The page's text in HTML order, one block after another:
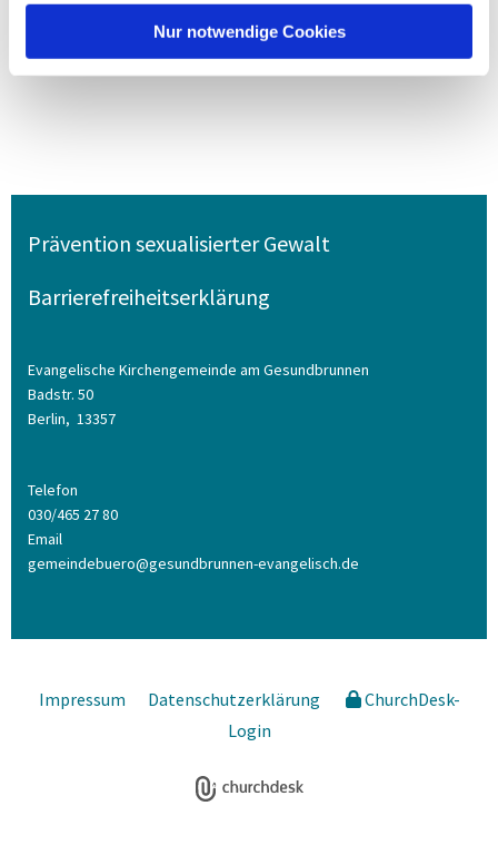
Nur notwendige Cookies
Prävention sexualisierter Gewalt
Barrierefreiheitserklärung
Evangelische Kirchengemeinde am Gesundbrunnen
Badstr. 50
Berlin, 13357
Telefon
030/465 27 80
Email
gemeindebuero@gesundbrunnen-evangelisch.de
Impressum Datenschutzerklärung
ChurchDesk-
Login